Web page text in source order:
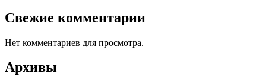
Свежие комментарии
Нет комментариев для просмотра.
Архивы